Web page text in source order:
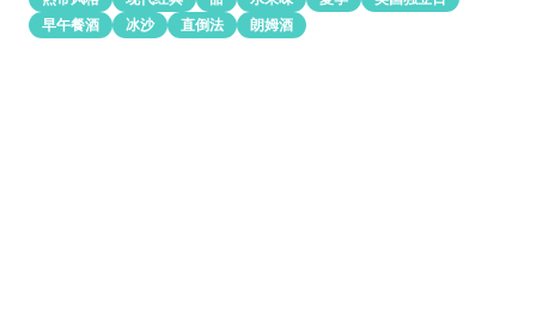
早午餐酒
冰沙 直倒法 朗姆酒